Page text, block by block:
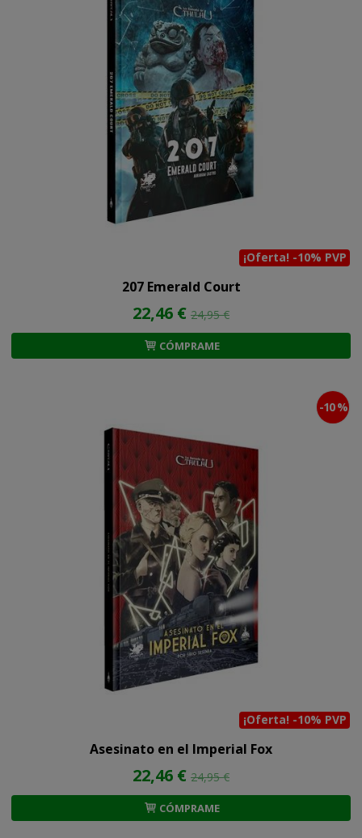
¡Oferta! -10% PVP
207 Emerald Court
22,46 € 24,95 €
CÓMPRAME
¡Oferta! -10% PVP
-10 %
Asesinato en el Imperial Fox
22,46 € 24,95 €
CÓMPRAME